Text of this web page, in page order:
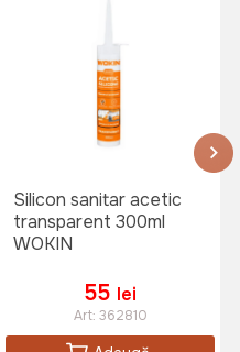
Silicon sanitar acetic
transparent 300ml
WOKIN
55 lei
Art: 362810